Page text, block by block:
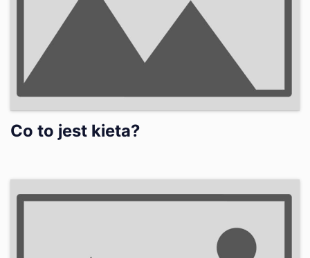
Co to jest kieta?